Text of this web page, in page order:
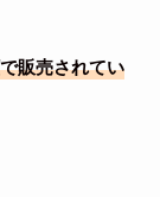
販売されてい